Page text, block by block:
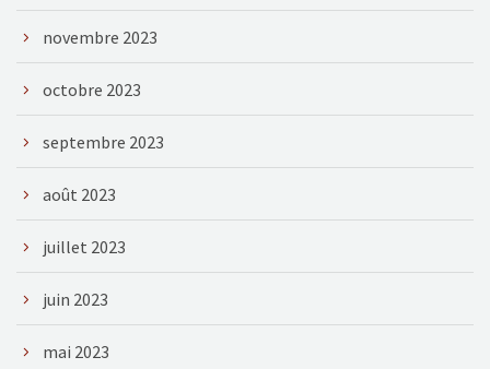
novembre 2023
octobre 2023
septembre 2023
août 2023
juillet 2023
juin 2023
mai 2023